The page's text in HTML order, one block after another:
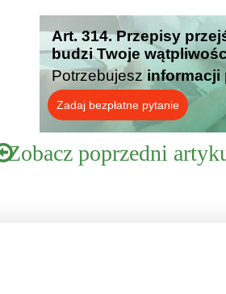
Art. 314. Przepisy
budzi Twoje
Potrzebujesz informacji
Zadaj bezpłatne pytanie
Zobacz poprzedni